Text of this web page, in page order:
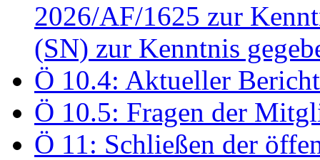
2026/AF/1625 zur
(SN) zur Kenntnis
Ö 10.4: Aktueller
Ö 10.5: Fragen der
Ö 11: Schließen der